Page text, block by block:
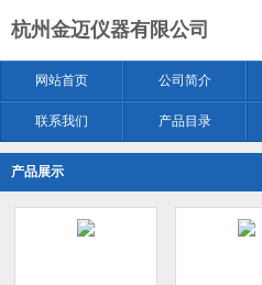
杭州金迈仪器有限公司
网站首页 公司简介
联系我们 产品目录
产品展示